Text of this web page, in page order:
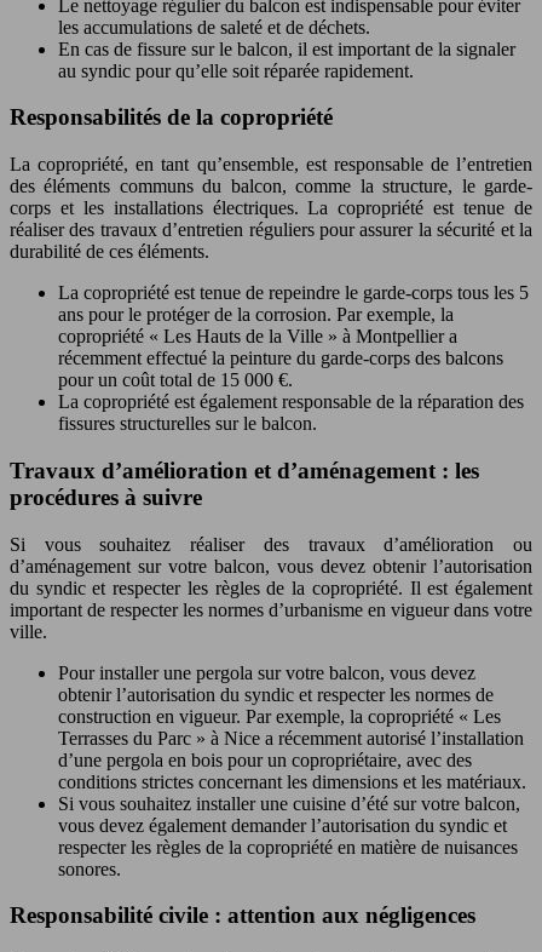
Le nettoyage régulier du balcon est indispensable pour éviter
les accumulations de saleté et de déchets.
En cas de fissure sur le balcon, il est important de la signaler
au syndic pour qu’elle soit réparée rapidement.
Responsabilités de la copropriété
La copropriété, en tant qu’ensemble, est responsable de l’entretien
des éléments communs du balcon, comme la structure, le garde-
corps et les installations électriques. La copropriété est tenue de
réaliser des travaux d’entretien réguliers pour assurer la sécurité et la
durabilité de ces éléments.
La copropriété est tenue de repeindre le garde-corps tous les 5
ans pour le protéger de la corrosion. Par exemple, la
copropriété « Les Hauts de la Ville » à Montpellier a
récemment effectué la peinture du garde-corps des balcons
pour un coût total de 15 000 €.
La copropriété est également responsable de la réparation des
fissures structurelles sur le balcon.
Travaux d’amélioration et d’aménagement : les
procédures à suivre
Si vous souhaitez réaliser des travaux d’amélioration ou
d’aménagement sur votre balcon, vous devez obtenir l’autorisation
du syndic et respecter les règles de la copropriété. Il est également
important de respecter les normes d’urbanisme en vigueur dans votre
ville.
Pour installer une pergola sur votre balcon, vous devez
obtenir l’autorisation du syndic et respecter les normes de
construction en vigueur. Par exemple, la copropriété « Les
Terrasses du Parc » à Nice a récemment autorisé l’installation
d’une pergola en bois pour un copropriétaire, avec des
conditions strictes concernant les dimensions et les matériaux.
Si vous souhaitez installer une cuisine d’été sur votre balcon,
vous devez également demander l’autorisation du syndic et
respecter les règles de la copropriété en matière de nuisances
sonores.
Responsabilité civile : attention aux négligences